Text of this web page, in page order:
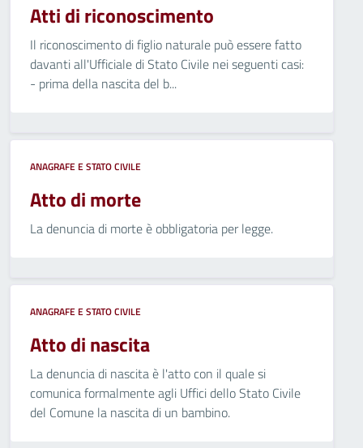
Atti di riconoscimento
Il riconoscimento di figlio naturale può essere fatto
davanti all'Ufficiale di Stato Civile nei seguenti casi:
- prima della nascita del b...
ANAGRAFE E STATO CIVILE
Atto di morte
La denuncia di morte è obbligatoria per legge.
ANAGRAFE E STATO CIVILE
Atto di nascita
La denuncia di nascita è l'atto con il quale si
comunica formalmente agli Uffici dello Stato Civile
del Comune la nascita di un bambino.